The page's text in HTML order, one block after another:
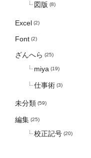
図版 (8)
Excel (2)
Font (2)
ざんへら (25)
miya (19)
仕事術 (3)
未分類 (59)
編集 (25)
校正記号 (20)